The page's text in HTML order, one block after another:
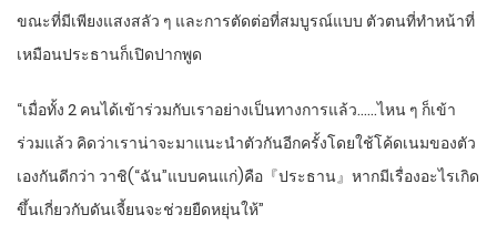
ขณะที่มีเพียงแสงสลัว ๆ และการตัดต่อที่สมบูรณ์แบบ ตัวตนที่ทำหน้าที่
เหมือนประธานก็เปิดปากพูด
“เมื่อทั้ง 2 คนได้เข้าร่วมกับเราอย่างเป็นทางการแล้ว……ไหน ๆ ก็เข้า
ร่วมแล้ว คิดว่าเราน่าจะมาแนะนำตัวกันอีกครั้งโดยใช้โค้ดเนมของตัว
เองกันดีกว่า วาชิ(“ฉัน”แบบคนแก่)คือ『ประธาน』หากมีเรื่องอะไรเกิด
ขึ้นเกี่ยวกับดันเจี้ยนจะช่วยยืดหยุ่นให้”